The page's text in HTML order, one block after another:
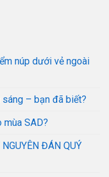
núp dưới vẻ ngoài
– bạn đã biết?
SAD?
ĐÁN QUÝ